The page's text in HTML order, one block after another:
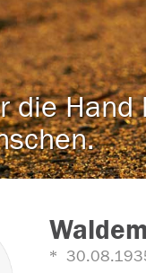
die Hand